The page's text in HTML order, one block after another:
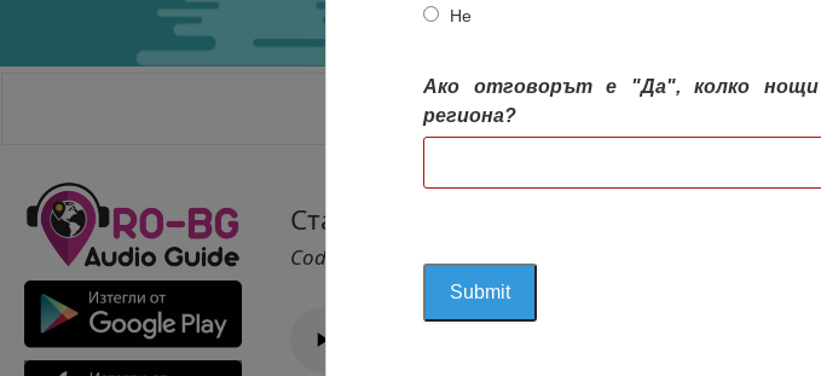
НАЧАЛО
Статуята на Свети Константин Велики,
Cod 1645
Не
Ако отговорът е "Да", колко нощи
региона?